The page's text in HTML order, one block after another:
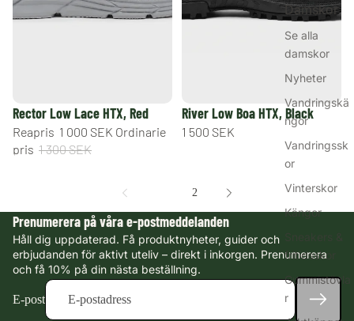
Damskor
Se alla
damskor
Nyheter
Vandringskä
ngor
Vandringssk
or
Vinterskor
Kängor
fritidsskor
Gummistövla
r
REA
Rector Low Lace HTX, Red
Reapris 1 000 SEK Ordinarie
pris 1 300 SEK
River Low Boa HTX, Black
1 500 SEK
2
Prenumerera på våra e-postmeddelanden
Håll dig uppdaterad. Få produktnyheter, guider och
erbjudanden för aktivt uteliv – direkt i inkorgen. Prenumerera
och få 10% på din nästa beställning.
E-post